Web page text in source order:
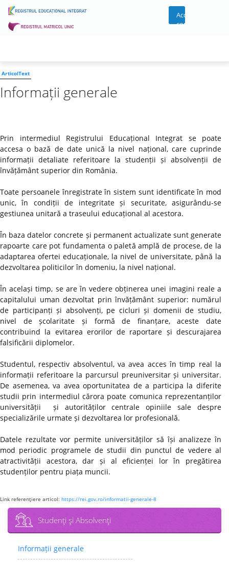
Acces
cont
ArticolText
Informații generale
Prin intermediul Registrului Educațional Integrat se poate
accesa o bază de date unică la nivel național, care cuprinde
informații detaliate referitoare la studenții și absolvenții de
învățământ superior din România.
Toate persoanele înregistrate în sistem sunt identificate în mod
unic, în condiții de integritate și securitate, asigurându-se
gestiunea unitară a traseului educațional al acestora.
În baza datelor concrete și permanent actualizate sunt generate
rapoarte care pot fundamenta o paletă amplă de procese, de la
adaptarea ofertei educaționale, la nivel de universitate, până la
dezvoltarea politicilor în domeniu, la nivel național.
În același timp, se are în vedere obținerea unei imagini reale a
capitalului uman dezvoltat prin învățământ superior: numărul
de participanți și absolvenți, pe cicluri și domenii de studiu,
nivel de școlaritate și formă de finanțare, aceste date
contribuind la evitarea erorilor de raportare și descurajarea
falsificării diplomelor.
Studentul, respectiv absolventul, va avea acces în timp real la
informații referitoare la parcursul preuniversitar și universitar.
De asemenea, va avea oportunitatea de a participa la diferite
studii prin intermediul cărora poate comunica reprezentanților
universității și autorităților centrale opiniile sale despre
specializările urmate și dezvoltarea lor profesională.
Datele rezultate vor permite universităților să își analizeze în
mod periodic programele de studii din punctul de vedere al
atractivității acestora, dar și al eficienței lor în pregătirea
studenților pentru piața muncii.
Link referenţiere articol: https://rei.gov.ro/informatii-generale-8
Studenţi şi Absolvenţi
Informații generale